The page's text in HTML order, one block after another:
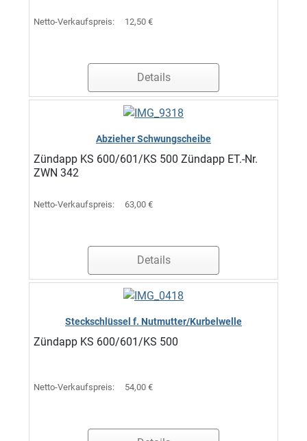
Netto-Verkaufspreis: 12,50 €
Details
Abzieher Schwungscheibe
Zündapp KS 600/601/KS 500 Zündapp ET.-Nr.
ZWN 342
Netto-Verkaufspreis: 63,00 €
Details
Steckschlüssel f. Nutmutter/Kurbelwelle
Zündapp KS 600/601/KS 500
Netto-Verkaufspreis: 54,00 €